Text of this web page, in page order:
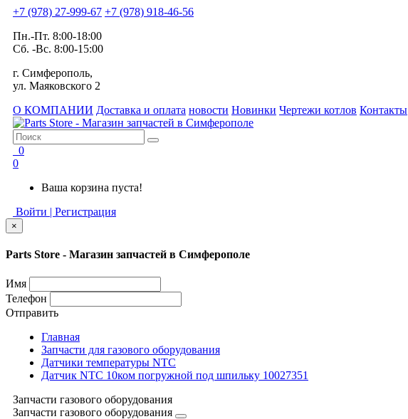
+7 (978) 27-999-67 +7 (978) 918-46-56
Пн.-Пт. 8:00-18:00
Сб. -Вс. 8:00-15:00
г. Симферополь,
ул. Маяковского 2
О КОМПАНИИ Доставка и оплата новости Новинки Чертежи котлов Контакты
0
0
Ваша корзина пуста!
Войти | Регистрация
×
Parts Store - Магазин запчастей в Симферополе
Имя
Телефон
Отправить
Главная
Запчасти для газового оборудования
Датчики температуры NTC
Датчик NTC 10ком погружной под шпильку 10027351
Запчасти газового оборудования
Запчасти газового оборудования